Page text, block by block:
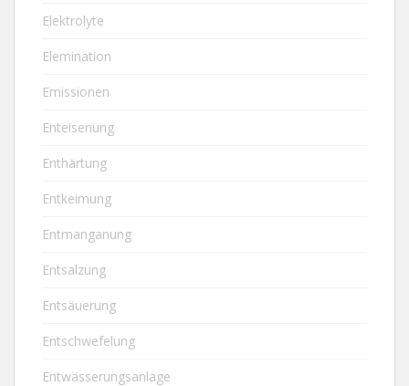
Elektrolyte
Elemination
Emissionen
Enteisenung
Enthärtung
Entkeimung
Entmanganung
Entsalzung
Entsäuerung
Entschwefelung
Entwässerungsanlage